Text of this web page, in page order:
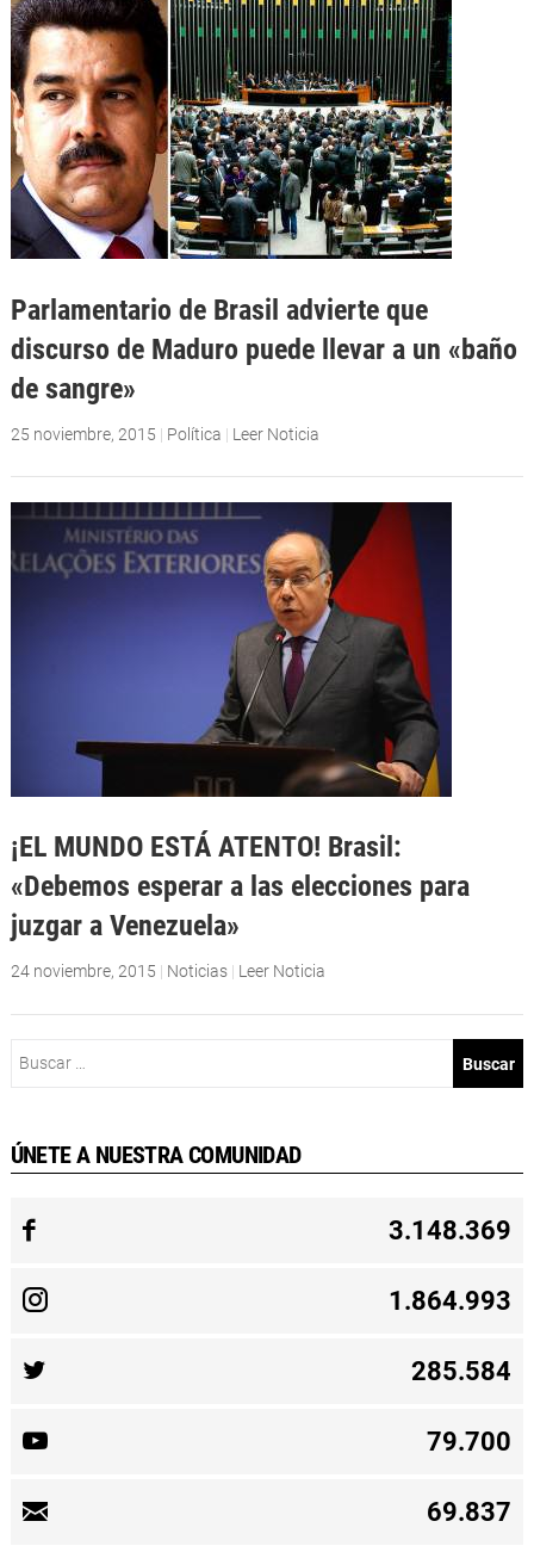
Parlamentario de Brasil advierte que
discurso de Maduro puede llevar a un «baño
de sangre»
25 noviembre, 2015 | Política | Leer Noticia
¡EL MUNDO ESTÁ ATENTO! Brasil:
«Debemos esperar a las elecciones para
juzgar a Venezuela»
24 noviembre, 2015 | Noticias | Leer Noticia
ÚNETE A NUESTRA COMUNIDAD
3.148.369
1.864.993
285.584
79.700
69.837